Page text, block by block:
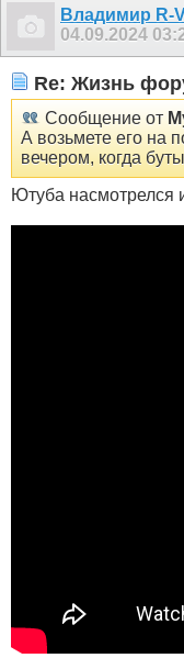
Владимир R-
04.09.2024
Re: Жизнь
Сообщение от
А возьмете его на
вечером, когда
Ютуба насмотрелся